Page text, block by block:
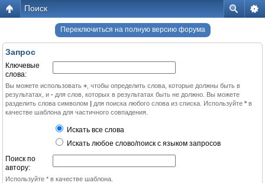
Поиск
Переключиться на полную версию форума
Запрос
Ключевые
слова:
Вы можете использовать + , чтобы определить слова, которые должны быть в
результатах, и - для слов, которых в результатах быть не должно. Вы можете
разделить слова символом | для поиска любого слова из списка. Используйте * в
качестве шаблона для частичного совпадения.
Искать все слова
Искать любое слово/поиск с языком запросов
Поиск по
автору:
Используйте * в качестве шаблона.